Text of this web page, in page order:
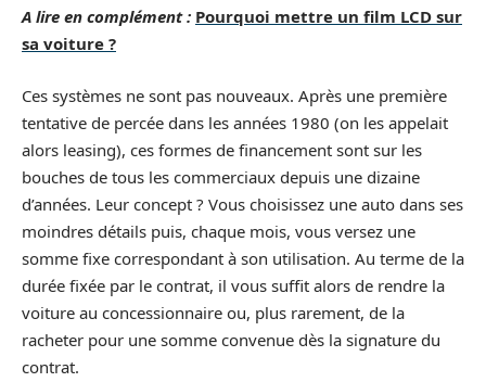
A lire en complément : Pourquoi mettre un film LCD sur
sa voiture ?
Ces systèmes ne sont pas nouveaux. Après une première
tentative de percée dans les années 1980 (on les appelait
alors leasing), ces formes de financement sont sur les
bouches de tous les commerciaux depuis une dizaine
d’années. Leur concept ? Vous choisissez une auto dans ses
moindres détails puis, chaque mois, vous versez une
somme fixe correspondant à son utilisation. Au terme de la
durée fixée par le contrat, il vous suffit alors de rendre la
voiture au concessionnaire ou, plus rarement, de la
racheter pour une somme convenue dès la signature du
contrat.